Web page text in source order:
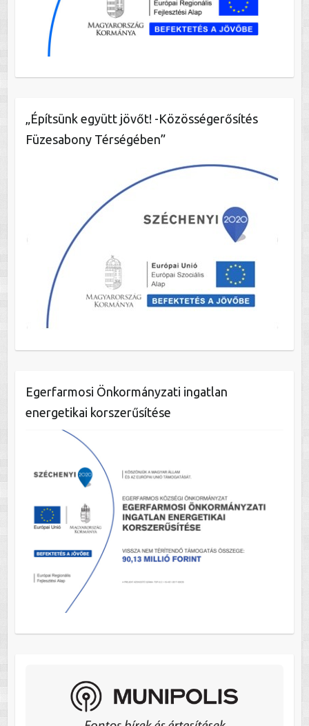
„Építsünk együtt jövőt! -Közösségerősítés
Füzesabony Térségében”
Egerfarmosi Önkormányzati ingatlan
energetikai korszerűsítése